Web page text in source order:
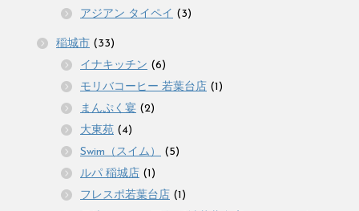
アジアン タイペイ (3)
稲城市 (33)
イナキッチン (6)
モリバコーヒー 若葉台店 (1)
まんぷく宴 (2)
大東苑 (4)
Swim（スイム）
(5)
ルパ 稲城店 (1)
フレスポ若葉台店 (1)